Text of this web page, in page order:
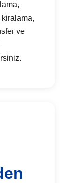
kiralama,
ve